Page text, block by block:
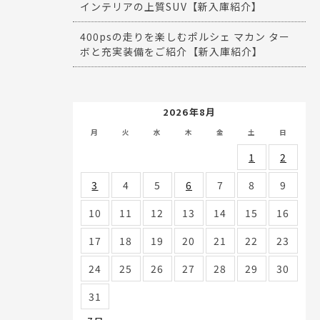
インテリアの上質SUV【新入庫紹介】
400psの走りを楽しむポルシェ マカン ター
ボと充実装備をご紹介【新入庫紹介】
2026年8月
月 火 水 木 金 土 日
1
2
3
4 5 6 7 8
9
10
11 12 13 14 15
16
17
18 19 20 21 22
23
24
25 26 27 28 29
30
31